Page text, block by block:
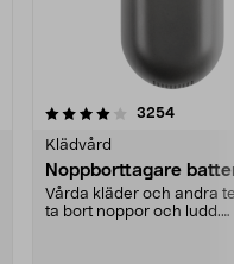
3254
Klädvård
Noppborttagare
Vårda kläder och andra
ta bort noppor och ludd.
4.5av 5 stjärnor